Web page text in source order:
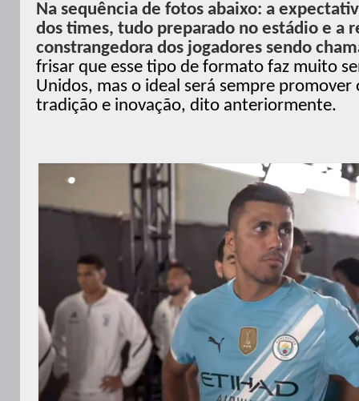
Na sequência de fotos abaixo: a
dos times, tudo preparado no estádio e a
constrangedora dos jogadores sendo
frisar que esse tipo de formato faz muito
Unidos, mas o ideal será sempre
tradição e inovação, dito anteriormente.